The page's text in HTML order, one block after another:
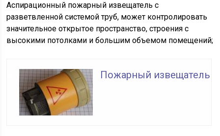
Аспирационный пожарный извещатель с
разветвленной системой труб, может контролировать
значительное открытое пространство, строения с
высокими потолками и большим объемом помещений;
Пожарный извещатель